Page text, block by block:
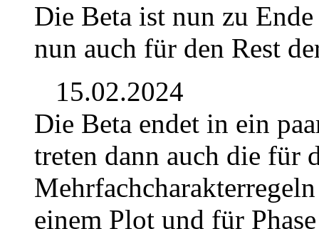
Die Beta ist nun zu
nun auch für den Rest
15.02.2024
Die Beta endet in ein
treten dann auch die für
einem Plot und für